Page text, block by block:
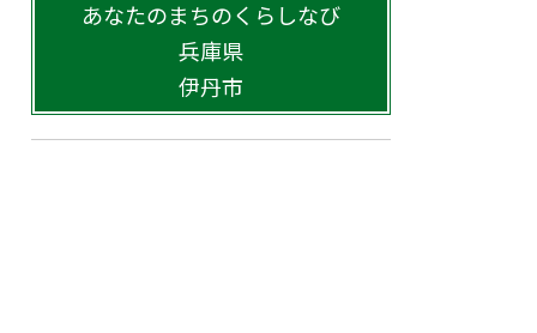
あなたのまちのくらしなび
兵庫県
伊丹市